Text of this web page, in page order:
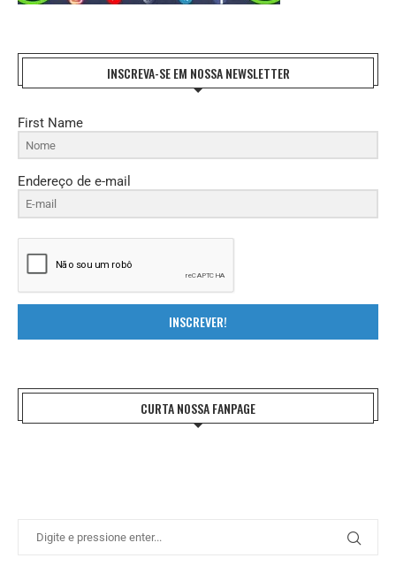
INSCREVA-SE EM NOSSA NEWSLETTER
First Name
Endereço de e-mail
INSCREVER!
CURTA NOSSA FANPAGE